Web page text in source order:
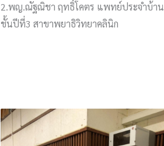
2.พญ.ณัฐณิชา ฤทธิ์โคตร​ แพทย์ประจำบ้าน
ชั้นปีที่3 สาขาพยาธิวิทยาคลินิก